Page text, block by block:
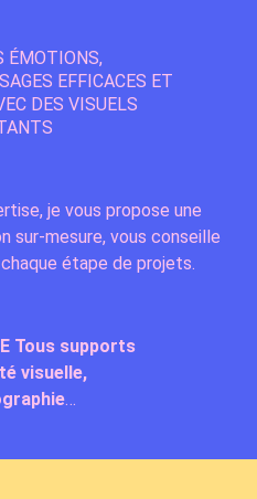
ÉMOTIONS,
EFFICACES ET
DES VISUELS
je vous propose une
sur-mesure, vous conseille
étape de projets.
Tous supports
visuelle,
…